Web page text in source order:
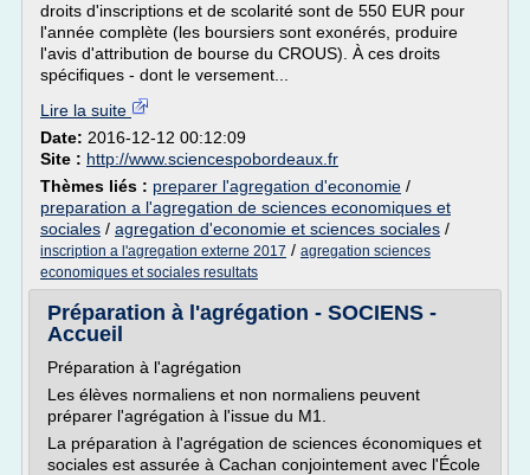
droits d'inscriptions et de scolarité sont de 550 EUR pour
l'année complète (les boursiers sont exonérés, produire
l'avis d'attribution de bourse du CROUS). À ces droits
spécifiques - dont le versement...
Lire la suite
Date: 2016-12-12 00:12:09
Site : http://www.sciencespobordeaux.fr
Thèmes liés : preparer l'agregation d'economie /
preparation a l'agregation de sciences economiques et
sociales / agregation d'economie et sciences sociales /
inscription a l'agregation externe 2017 / agregation sciences
economiques et sociales resultats
Préparation à l'agrégation - SOCIENS -
Accueil
Préparation à l'agrégation
Les élèves normaliens et non normaliens peuvent
préparer l'agrégation à l'issue du M1.
La préparation à l'agrégation de sciences économiques et
sociales est assurée à Cachan conjointement avec l'École